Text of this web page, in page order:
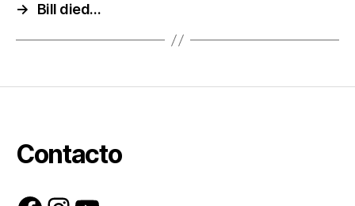
→
Bill died…
Contacto